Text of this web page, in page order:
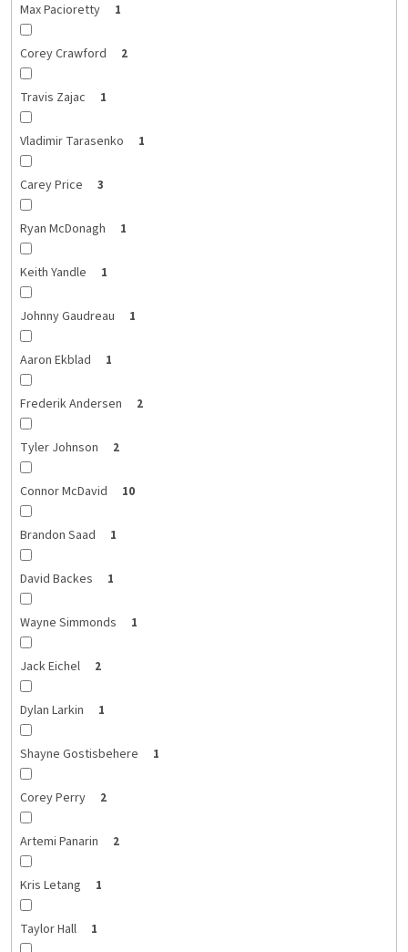
Max Pacioretty 1
Corey Crawford 2
Travis Zajac 1
Vladimir Tarasenko 1
Carey Price 3
Ryan McDonagh 1
Keith Yandle 1
Johnny Gaudreau 1
Aaron Ekblad 1
Frederik Andersen 2
Tyler Johnson 2
Connor McDavid 10
Brandon Saad 1
David Backes 1
Wayne Simmonds 1
Jack Eichel 2
Dylan Larkin 1
Shayne Gostisbehere 1
Corey Perry 2
Artemi Panarin 2
Kris Letang 1
Taylor Hall 1